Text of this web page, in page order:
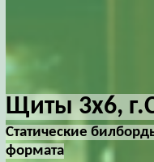
Щиты 3х6,
Статические
формата